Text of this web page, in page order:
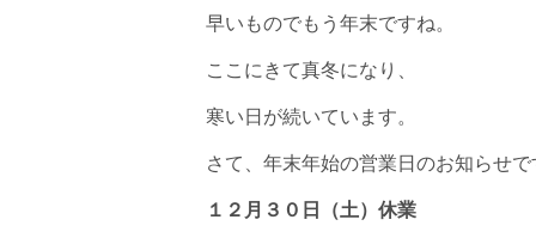
早いものでもう年末ですね。
ここにきて真冬になり、
寒い日が続いています。
さて、年末年始の営業日のお知らせで
１２月３０日（土）休業